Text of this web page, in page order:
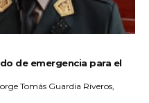
de emergencia para el
Tomás Guardia Riveros,